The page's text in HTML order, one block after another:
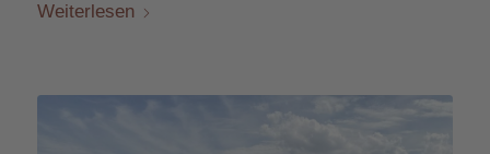
Weiterlesen